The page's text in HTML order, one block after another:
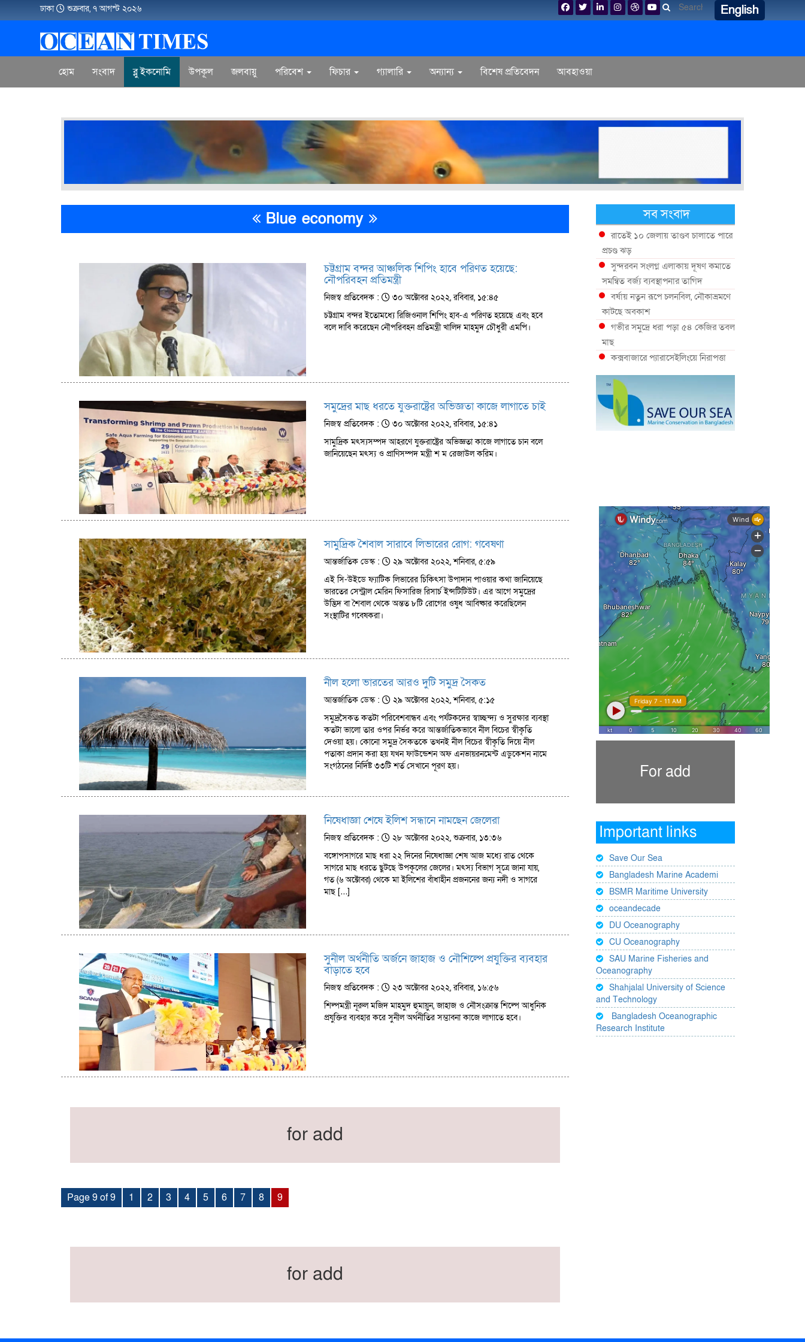
ঢাকা শুক্রবার, ৭ আগস্ট ২০২৬ English
হোম সংবাদ ব্লু ইকনোমি উপকূল জলবায়ু পরিবেশ ফিচার গ্যালারি অন্যান্য বিশেষ প্রতিবেদন আবহাওয়া
Blue economy
চট্টগ্রাম বন্দর আঞ্চলিক শিপিং হাবে পরিণত হয়েছে:
নৌপরিবহন প্রতিমন্ত্রী
নিজস্ব প্রতিবেদক :
৩০ অক্টোবর ২০২২, রবিবার, ১৫:৪৫
চট্টগ্রাম বন্দর ইতোমধ্যে রিজিওনাল শিপিং হাব-এ পরিণত হয়েছে এবং হবে
বলে দাবি করেছেন নৌপরিবহন প্রতিমন্ত্রী খালিদ মাহমুদ চৌধুরী এমপি।
সমুদ্রের মাছ ধরতে যুক্তরাষ্ট্রের অভিজ্ঞতা কাজে লাগাতে চাই
নিজস্ব প্রতিবেদক :
৩০ অক্টোবর ২০২২, রবিবার, ১৫:৪১
সামুদ্রিক মৎস্যসম্পদ আহরণে যুক্তরাষ্ট্রের অভিজ্ঞতা কাজে লাগাতে চান বলে
জানিয়েছেন মৎস্য ও প্রাণিসম্পদ মন্ত্রী শ ম রেজাউল করিম।
সামুদ্রিক শৈবাল সারাবে লিভারের রোগ: গবেষণা
আন্তর্জাতিক ডেস্ক :
২৯ অক্টোবর ২০২২, শনিবার, ৫:৫৯
এই সি-উইডে ফ্যাটিক লিভারের চিকিৎসা উপাদান পাওয়ার কথা জানিয়েছে
ভারতের সেন্ট্রাল মেরিন ফিসারিজ রিসার্চ ইন্সটিটিউট। এর আগে সমুদ্রের
উদ্ভিদ বা শৈবাল থেকে অন্তত ৮টি রোগের ওষুধ আবিষ্কার করেছিলেন
সংস্থাটির গবেষকরা।
নীল হলো ভারতের আরও দুটি সমুদ্র সৈকত
আন্তর্জাতিক ডেস্ক :
২৯ অক্টোবর ২০২২, শনিবার, ৫:১৫
সমুদ্রসৈকত কতটা পরিবেশবান্ধব এবং পর্যটকদের স্বাচ্ছন্দ্য ও সুরক্ষার ব্যবস্থা
কতটা ভালো তার ওপর নির্ভর করে আন্তর্জাতিকভাবে নীল বিচের স্বীকৃতি
দেওয়া হয়। কোনো সমুদ্র সৈকতকে তখনই নীল বিচের স্বীকৃতি দিয়ে নীল
পতাকা প্রদান করা হয় যখন ফাউন্ডেশন অফ এনভায়রনমেন্ট এডুকেশন নামে
সংগঠনের নির্দিষ্ট ৩৩টি শর্ত সেখানে পূরণ হয়।
নিষেধাজ্ঞা শেষে ইলিশ সন্ধানে নামছেন জেলেরা
নিজস্ব প্রতিবেদক :
২৮ অক্টোবর ২০২২, শুক্রবার, ১৩:৩৬
বঙ্গোপসাগরে মাছ ধরা ২২ দিনের নিষেধাজ্ঞা শেষ আজ মধ্যে রাত থেকে
সাগরে মাছ ধরতে ছুটছে উপকূলের জেলের। মৎস্য বিভাগ সূত্রে জানা যায়,
গত (৬ অক্টোবর) থেকে মা ইলিশের বাঁধাহীন প্রজননের জন্য নদী ও সাগরে
মাছ […]
সুনীল অর্থনীতি অর্জনে জাহাজ ও নৌশিল্পে প্রযুক্তির ব্যবহার
বাড়াতে হবে
নিজস্ব প্রতিবেদক :
২৩ অক্টোবর ২০২২, রবিবার, ১৬:৫৬
শিল্পমন্ত্রী নূরুল মজিদ মাহমুদ হুমায়ুন, জাহাজ ও নৌসংক্রান্ত শিল্পে আধুনিক
প্রযুক্তির ব্যবহার করে সুনীল অর্থনীতির সম্ভাবনা কাজে লাগাতে হবে।
for add
Page 9 of 9 1 2 3 4 5 6 7 8 9
for add
সব সংবাদ
রাতেই ১০ জেলায় তাণ্ডব চালাতে পারে
প্রচণ্ড ঝড়
সুন্দরবন সংলগ্ন এলাকায় দূষণ কমাতে
সমন্বিত বর্জ্য ব্যবস্থাপনার তাগিদ
বর্ষায় নতুন রূপে চলনবিল, নৌকাভ্রমণে
কাটছে অবকাশ
গভীর সমুদ্রে ধরা পড়া ৫৪ কেজির তবল
মাছ
কক্সবাজারে প্যারাসেইলিংয়ে নিরাপত্তা
ঝুঁকি, নেই স্থায়ী পদক্ষেপ
১৩ জেলায় ঝোড়ো হাওয়া-বজ্রবৃষ্টির
শঙ্কা, নদীবন্দরে ১ নম্বর সতর্কসংকেত
দেশের ৫ জেলায় বন্যার শঙ্কা
দেশের বিভিন্ন অঞ্চলে বজ্রবৃষ্টির আভাস,
For add
Important links
Save Our Sea
Bangladesh Marine Academi
BSMR Maritime University
oceandecade
DU Oceanography
CU Oceanography
SAU Marine Fisheries and
Oceanography
Shahjalal University of Science
and Technology
Bangladesh Oceanographic
Research Institute